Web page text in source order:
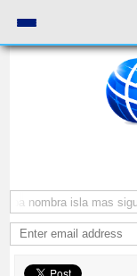
nombra isla mas sigur